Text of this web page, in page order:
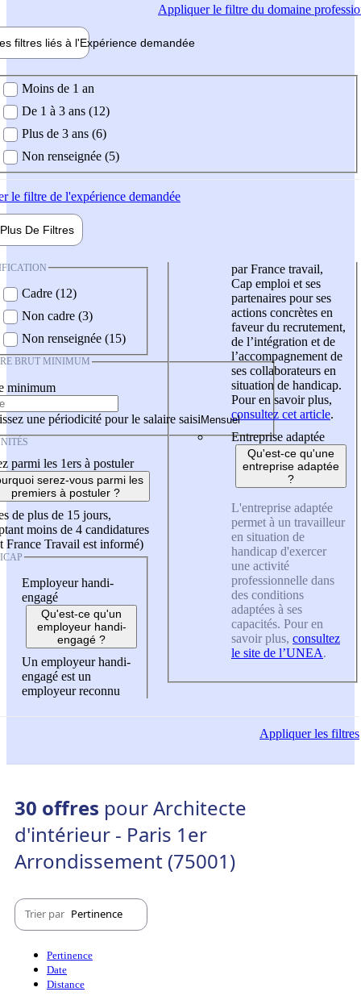
Appliquerle filtre du domaine
filtres liés à l'Expérience demandée
demandée
Moins de 1 an
De 1 à 3 ans (12)
Plus de 3 ans (6)
Non renseignée (5)
le filtre de l'expérience demandée
Plus De Filtres
Cadre (12)
Non cadre (3)
Non renseignée (15)
BRUT MINIMUM
minimum
une périodicité pour le salaire saisi
parmi les 1ers à postuler
serez-vous parmi les
premiers à postuler ?
de plus de 15 jours,
moins de 4 candidatures
France Travail est informé)
Employeur handi-
engagé
Qu'est-ce qu'un
employeur handi-
engagé ?
Un employeur handi-
engagé est un
employeur reconnu
par France travail,
Cap emploi et ses
partenaires pour ses
actions concrètes en
faveur du recrutement,
de l’intégration et de
l’accompagnement de
ses collaborateurs en
situation de handicap.
Pour en savoir plus,
consultez cet article.
Entreprise adaptée
Qu'est-ce qu'une
entreprise adaptée
?
L'entreprise adaptée
permet à un travailleur
en situation de
handicap d'exercer
une activité
professionnelle dans
des conditions
adaptées à ses
capacités. Pour en
savoir plus, consultez
le site de l’UNEA.
Appliquerles filtres
30 offres pour Architecte
d'intérieur - Paris 1er
Arrondissement (75001)
Trier par Pertinence
Pertinence
Date
Distance